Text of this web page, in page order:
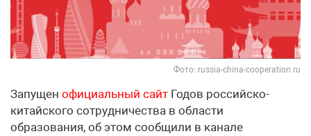
Фото: russia-china-cooperation.ru
Запущен официальный сайт Годов российско-
китайского сотрудничества в области
образования, об этом сообщили в канале